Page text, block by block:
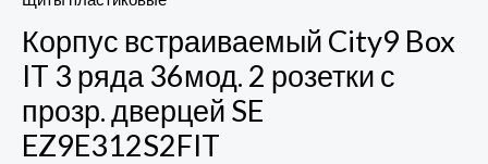
Корпус встраиваемый City9 Box
IT 3 ряда 36мод. 2 розетки с
прозр. дверцей SE
EZ9E312S2FIT